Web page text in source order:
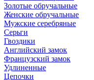
Золотые обручальные
Женские обручальные
Мужские серебряные
Серьги
Гвоздики
Английский замок
Французский замок
Удлиненные
Цепочки